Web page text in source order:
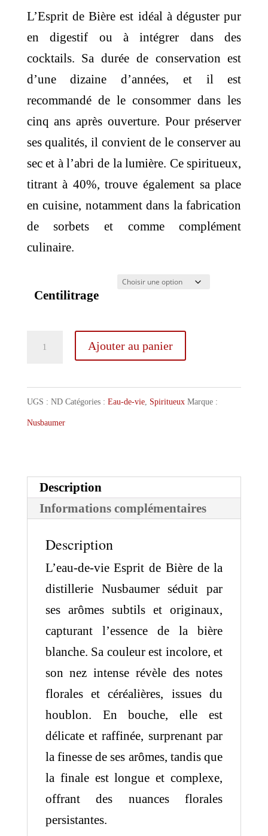
L’Esprit de Bière est idéal à déguster pur
en digestif ou à intégrer dans des
cocktails. Sa durée de conservation est
d’une dizaine d’années, et il est
recommandé de le consommer dans les
cinq ans après ouverture. Pour préserver
ses qualités, il convient de le conserver au
sec et à l’abri de la lumière. Ce spiritueux,
titrant à 40%, trouve également sa place
en cuisine, notamment dans la fabrication
de sorbets et comme complément
culinaire.
Centilitrage
quantité
Eau
de
Particulière
Esprit
Bière
Ajouter au panier
UGS : ND Catégories : Eau-de-vie, Spiritueux Marque :
Nusbaumer
Description
Informations complémentaires
Description
L’eau-de-vie Esprit de Bière de la
distillerie Nusbaumer séduit par
ses arômes subtils et originaux,
capturant l’essence de la bière
blanche. Sa couleur est incolore, et
son nez intense révèle des notes
florales et céréalières, issues du
houblon. En bouche, elle est
délicate et raffinée, surprenant par
la finesse de ses arômes, tandis que
la finale est longue et complexe,
offrant des nuances florales
persistantes.